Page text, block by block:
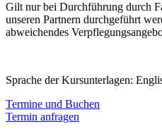
Gilt nur bei Durchführung durch
unseren Partnern durchgeführt
abweichendes
Sprache der Kursunterlagen:
Termine und Buchen
Termin anfragen